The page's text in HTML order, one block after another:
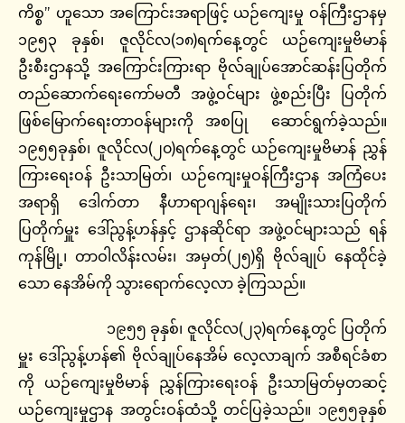
ကိစ္စ” ဟူသော အကြောင်းအရာဖြင့် ယဉ်ကျေးမှု ဝန်ကြီးဌာနမှ
၁၉၅၃ ခုနှစ်၊ ဇူလိုင်လ(၁၈)ရက်နေ့တွင် ယဉ်ကျေးမှုဗိမာန်
ဦးစီးဌာနသို့ အကြောင်းကြားရာ ဗိုလ်ချုပ်အောင်ဆန်းပြတိုက်
တည်ဆောက်ရေးကော်မတီ အဖွဲ့ဝင်များ ဖွဲ့စည်းပြီး ပြတိုက်
ဖြစ်မြောက်ရေးတာဝန်များကို အစပြု ဆောင်ရွက်ခဲ့သည်။
၁၉၅၅ခုနှစ်၊ ဇူလိုင်လ(၂၀)ရက်နေ့တွင် ယဉ်ကျေးမှုဗိမာန် ညွှန်
ကြားရေးဝန် ဦးသာမြတ်၊ ယဉ်ကျေးမှုဝန်ကြီးဌာန အကြံပေး
အရာရှိ ဒေါက်တာ နီဟာရာဂျန်ရေး၊ အမျိုးသားပြတိုက်
ပြတိုက်မှူး ဒေါ်ညွန့်ဟန်နှင့် ဌာနဆိုင်ရာ အဖွဲ့ဝင်များသည် ရန်
ကုန်မြို့၊ တာဝါလိန်းလမ်း၊ အမှတ်(၂၅)ရှိ ဗိုလ်ချုပ် နေထိုင်ခဲ့
သော နေအိမ်ကို သွားရောက်လေ့လာ ခဲ့ကြသည်။
၁၉၅၅ ခုနှစ်၊ ဇူလိုင်လ(၂၃)ရက်နေ့တွင် ပြတိုက်
မှူး ဒေါ်ညွန့်ဟန်၏ ဗိုလ်ချုပ်နေအိမ် လေ့လာချက် အစီရင်ခံစာ
ကို ယဉ်ကျေးမှုဗိမာန် ညွှန်ကြားရေးဝန် ဦးသာမြတ်မှတဆင့်
ယဉ်ကျေးမှုဌာန အတွင်းဝန်ထံသို့ တင်ပြခဲ့သည်။ ၁၉၅၅ခုနှစ်